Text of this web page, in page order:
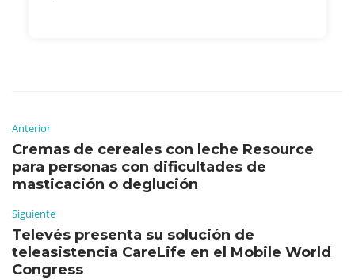
Anterior
Cremas de cereales con leche Resource
para personas con dificultades de
masticación o deglución
Siguiente
Televés presenta su solución de
teleasistencia CareLife en el Mobile World
Congress